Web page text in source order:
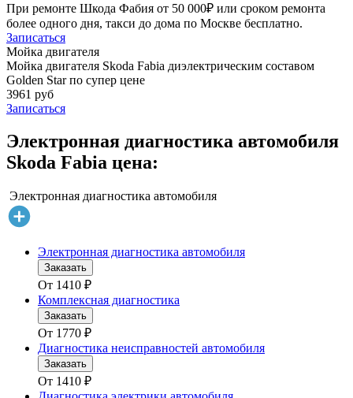
При ремонте Шкода Фабия от 50 000₽ или сроком ремонта
более одного дня, такси до дома по Москве бесплатно.
Записаться
Мойка двигателя
Мойка двигателя Skoda Fabia диэлектрическим составом
Golden Star по супер цене
3961 руб
Записаться
Электронная диагностика автомобиля
Skoda Fabia цена:
Электронная диагностика автомобиля
Электронная диагностика автомобиля
Заказать
От 1410 ₽
Комплексная диагностика
Заказать
От 1770 ₽
Диагностика неисправностей автомобиля
Заказать
От 1410 ₽